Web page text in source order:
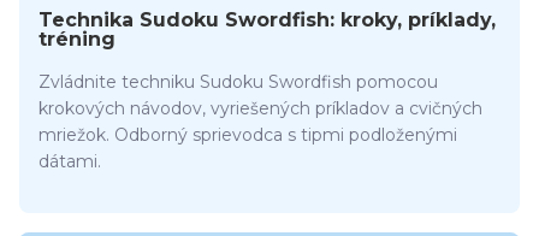
Technika Sudoku Swordfish: kroky, príklady,
tréning
Zvládnite techniku Sudoku Swordfish pomocou
krokových návodov, vyriešených príkladov a cvičných
mriežok. Odborný sprievodca s tipmi podloženými
dátami.